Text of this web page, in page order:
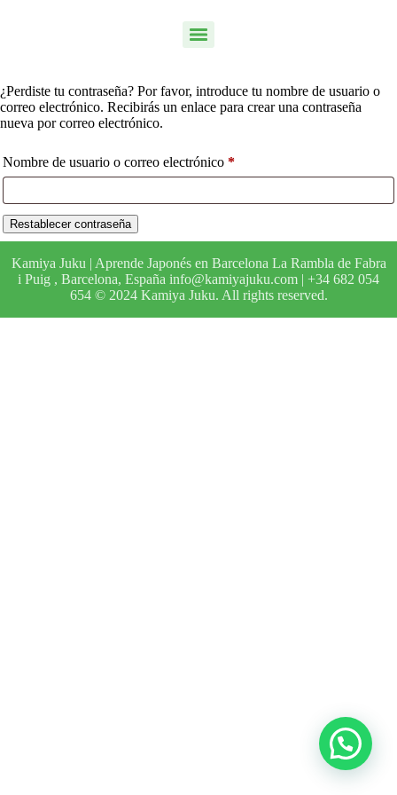
¿Perdiste tu contraseña? Por favor, introduce tu nombre de usuario o
correo electrónico. Recibirás un enlace para crear una contraseña
nueva por correo electrónico.
Nombre de usuario o correo electrónico *
Restablecer contraseña
Kamiya Juku | Aprende Japonés en Barcelona La Rambla de Fabra
i Puig , Barcelona, España info@kamiyajuku.com | +34 682 054
654 © 2024 Kamiya Juku. All rights reserved.